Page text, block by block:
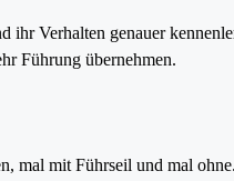
ihr Verhalten genauer
Führung übernehmen.
mal mit Führseil und mal